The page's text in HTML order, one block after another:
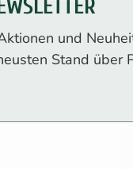
und
Stand über